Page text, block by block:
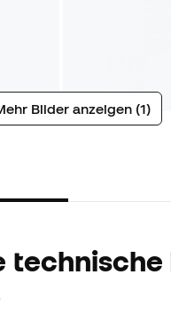
Bilder anzeigen (1)
technische